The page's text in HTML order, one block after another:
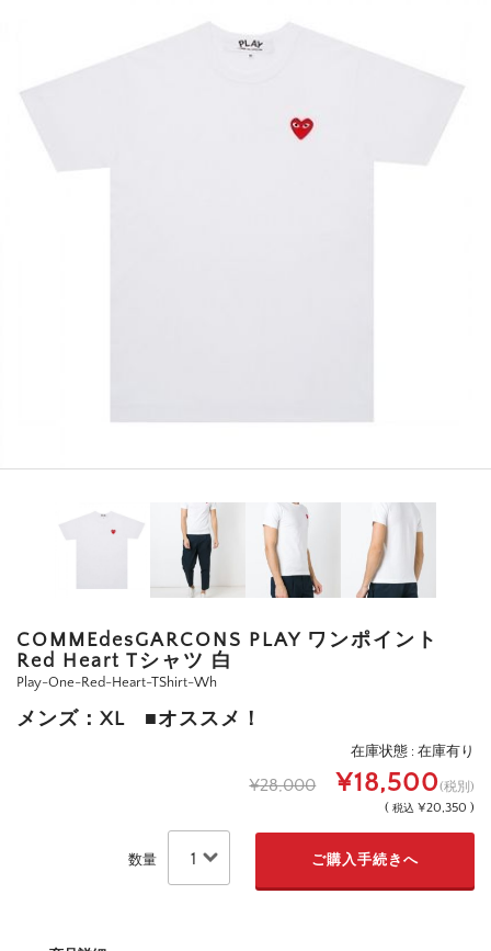
COMMEdesGARCONS PLAY ワンポイント
Red Heart Tシャツ 白
Play-One-Red-Heart-TShirt-Wh
メンズ：XL ■オススメ！
在庫状態 : 在庫有り
¥28,000 ¥18,500(税別)
( 税込 ¥20,350 )
数量